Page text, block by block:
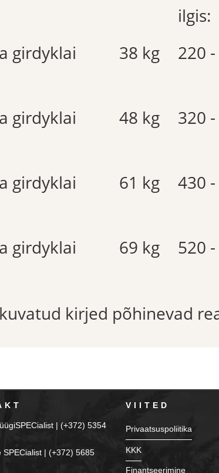
ilgis:
girdyklai
38 kg 220
girdyklai
48 kg 320
girdyklai
61 kg 430
girdyklai
69 kg 520
kirjed põhinevad
| (+372) 5354
SPECialist | (+372) 5685
VIITED
Privaatsuspoliitika
KKK
Finantseerimine